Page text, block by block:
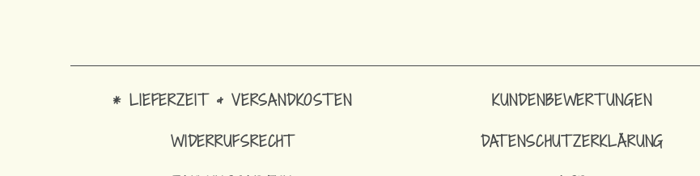
* LIEFERZEIT & VERSANDKOSTEN
WIDERRUFSRECHT
KUNDENBEWERTUNGEN
DATENSCHUTZERKLÄRUNG